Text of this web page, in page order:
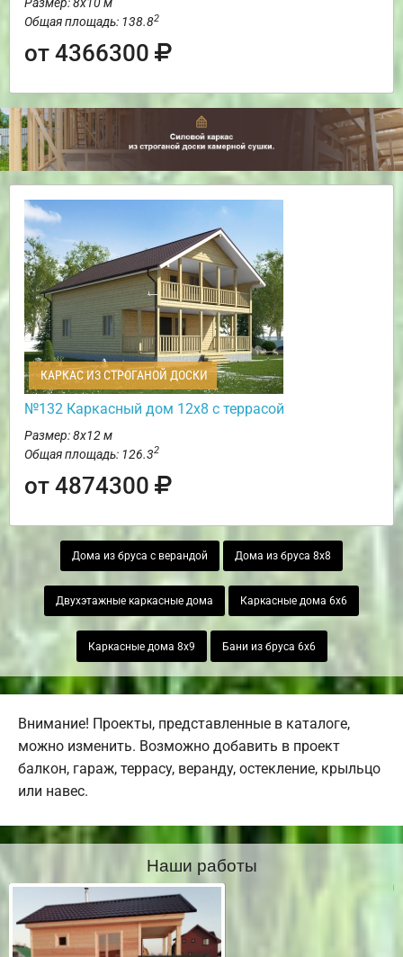
Общая площадь: 138.82
от 4366300
КАРКАС ИЗ СТРОГАНОЙ ДОСКИ
№132 Каркасный дом 12х8 с террасой
Размер: 8х12 м
Общая площадь: 126.32
от 4874300
Дома из бруса с верандой Дома из бруса 8х8
Двухэтажные каркасные дома Каркасные дома 6х6
Каркасные дома 8х9 Бани из бруса 6х6
Внимание! Проекты, представленные в каталоге,
можно изменить. Возможно добавить в проект
балкон, гараж, террасу, веранду, остекление, крыльцо
или навес.
Наши работы